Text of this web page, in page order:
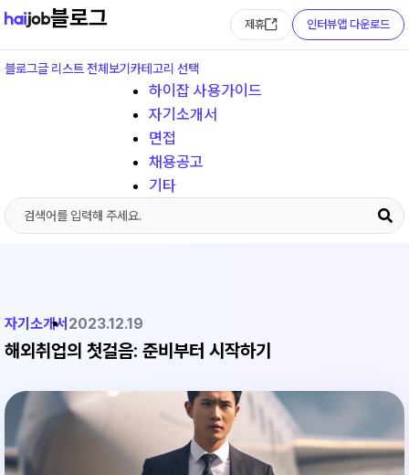
블로그 인터뷰앱 다운로드
제휴
블로그글 리스트 전체보기 카테고리 선택
하이잡 사용가이드
자기소개서
면접
채용공고
기타
자기소개서 2023.12.19
해외취업의 첫걸음: 준비부터 시작하기